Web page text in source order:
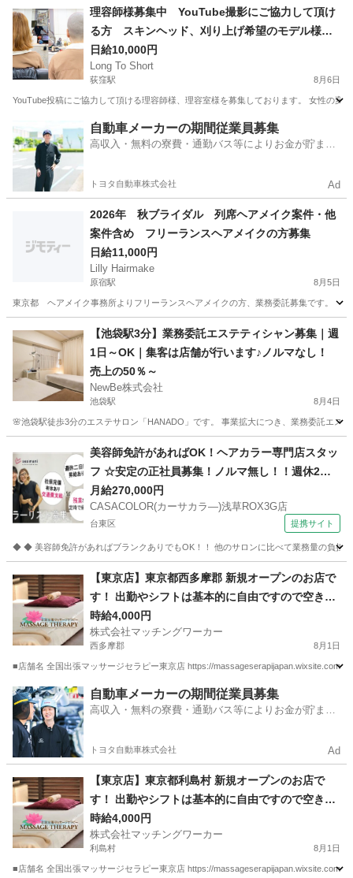
両国駅 リラクゼーション 業務委託
理容師様募集中 YouTube撮影にご協力して頂け
る方 スキンヘッド、刈り上げ希望のモデル様が
います。
日給10,000円
Long To Short
荻窪駅 8月6日
YouTube投稿にご協力して頂ける理容師様、理容室様を募集しております。 女性の
荻窪駅 美容師
自動車メーカーの期間従業員募集
高収入・無料の寮費・通勤バス等によりお金が貯まり
トヨタ自動車株式会社 Ad
2026年 秋ブライダル 列席ヘアメイク案件・他
案件含め フリーランスヘアメイクの方募集
日給11,000円
Lilly Hairmake
原宿駅 8月5日
東京都 ヘアメイク事務所よりフリーランスヘアメイクの方、業務委託募集です。
原宿駅 美容師
【池袋駅3分】業務委託エステティシャン募集｜週
1日～OK｜集客は店舗が行います♪ノルマなし！
売上の50％～
NewBe株式会社
池袋駅 8月4日
🌸池袋駅徒歩3分のエステサロン「HANADO」です。 事業拡大につき、業務委託エス
池袋駅 エステ 業務委託
美容師免許があればOK！ヘアカラー専門店スタッ
フ ☆安定の正社員募集！ノルマ無し！！週休2
日！自動化技術で安心の設備環境♪ CASACOLOR
(カーサカラ―)浅草ROX3G店 美容師
月給270,000円
CASACOLOR(カーサカラ―)浅草ROX3G店
台東区 提携サイト
◆ ◆ 美容師免許があればブランクありでもOK！！ 他のサロンに比べて業務量の負担
美容師
【東京店】東京都西多摩郡 新規オープンのお店で
す！ 出勤やシフトは基本的に自由ですので空き時
間を有効活用できるお仕事です。 また、店舗や事
務所に出勤する必要がありません。 お仕事道具さ
え有ればご自身の居場所からいつでもスタートで
きるお仕事です。 ご自宅で待機も可能です！
時給4,000円
株式会社マッチングワーカー
西多摩郡 8月1日
■店舗名 全国出張マッサージセラピー東京店 https://massageserapijapan.wixsite.com/
東京 西多摩郡 マッサージ 居場所
自動車メーカーの期間従業員募集
高収入・無料の寮費・通勤バス等によりお金が貯まり
トヨタ自動車株式会社 Ad
【東京店】東京都利島村 新規オープンのお店で
す！ 出勤やシフトは基本的に自由ですので空き時
間を有効活用できるお仕事です。 また、店舗や事
務所に出勤する必要がありません。 お仕事道具さ
え有ればご自身の居場所からいつでもスタートで
きるお仕事です。 ご自宅で待機も可能です！
時給4,000円
株式会社マッチングワーカー
利島村 8月1日
■店舗名 全国出張マッサージセラピー東京店 https://massageserapijapan.wixsite.com/